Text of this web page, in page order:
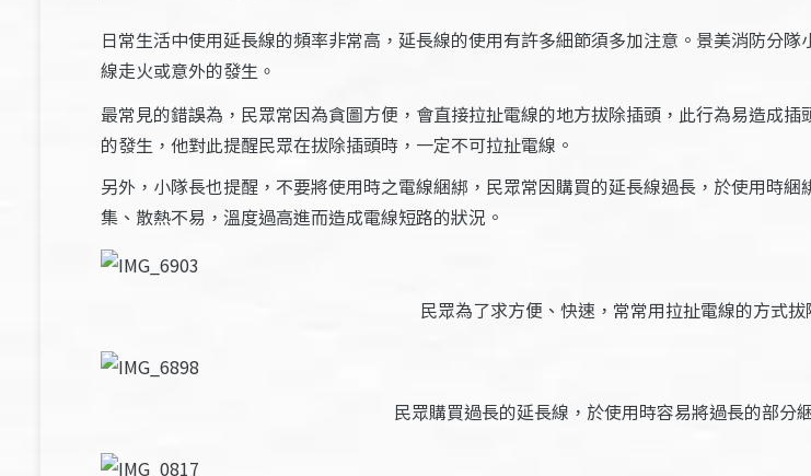
日常生活中使用延長線的頻率非常高，延長線的使用有許多細節須多加注意。景美消防分
線走火或意外的發生 。
最常見的錯誤為，民眾常因為貪圖方便，會直接拉扯電線的地方拔除插頭，此行為易造成
的發生，他對此提醒民眾在拔除插頭時，一定不可拉扯電線。
另外，小隊長也提醒，不要將使用時之電線綑綁，民眾常因購買的延長線過長，於使用時
集、散熱不易，溫度過高進而造成電線短路的狀況。
民眾為了求方便、快速，常常用拉扯電線的方式
民眾購買過長的延長線，於使用時容易將過長的部分